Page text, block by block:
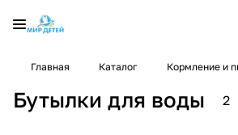
Главная Каталог Кормление и
Бутылки для воды 2